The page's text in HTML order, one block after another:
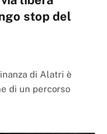
stop del
di Alatri è
di un percorso